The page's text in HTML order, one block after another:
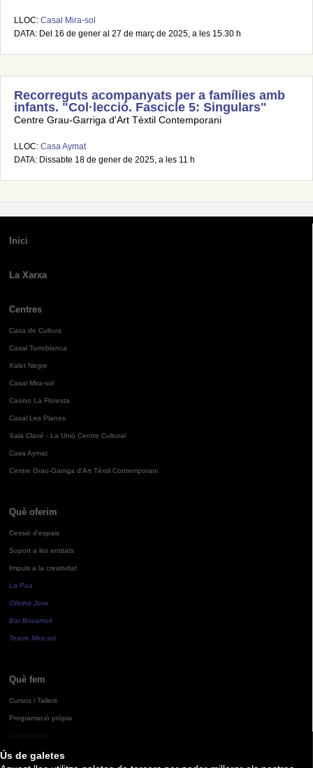
Ús de galetes
LLOC: Casal Mira-sol
DATA: Del 16 de gener al 27 de març de 2025, a les 15.30 h
Recorreguts acompanyats per a famílies amb
infants. "Col·lecció. Fascicle 5: Singulars"
Centre Grau-Garriga d'Art Tèxtil Contemporani
LLOC: Casa Aymat
DATA: Dissabte 18 de gener de 2025, a les 11 h
Inici
La Xarxa
Centres
Casa de Cultura
Casal Torreblanca
Xalet Negre
Casal Mira-sol
Casino La Floresta
Casal Les Planes
Sala Clavé - La Unió Centre Cultural
Casa Aymat
Centre Grau-Garriga d'Art Tèxtil Contemporani
Què oferim
Cessió d'espais
Suport a les entitats
Impuls a la creativitat
La Pua
Oficina Jove
Bar Bocamoll
Teatre Mira-sol
Què fem
Cursos i Tallers
Programació pròpia